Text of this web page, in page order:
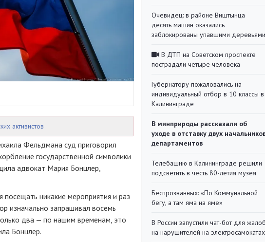
активистов
Фельдмана суд приговорил
государственной символики
адвокат Мария Бонцлер,
посещать никакие мероприятия и раз
изначально запрашивал восемь
два — по нашим временам, это
Бонцлер.
Очевидец: в районе Виштынца
десять машин оказались
заблокированы упавшими деревьями
В ДТП на Советском проспекте
пострадали четыре человека
Губернатору пожаловались на
индивидуальный отбор в 10 классы в
Калининграде
В минприроды рассказали об
уходе в отставку двух
департаментов
Телебашню в Калининграде решили
подсветить в честь 80-летия музея
Беспрозванных: «По Коммунальной
бегу, а там яма на яме»
В России запустили чат-бот для жалоб
на нарушителей на электросамокатах